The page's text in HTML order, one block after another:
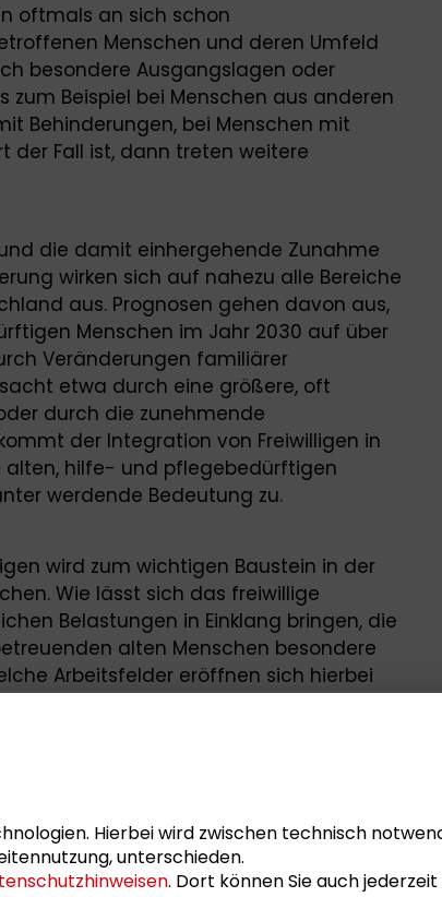
oftmals an sich schon
Menschen und deren Umfeld
besondere Ausgangslagen oder
zum Beispiel bei Menschen aus anderen
Behinderungen, bei Menschen mit
der Fall ist, dann treten weitere
die damit einhergehende Zunahme
wirken sich auf nahezu alle Bereiche
aus. Prognosen gehen davon aus,
Menschen im Jahr 2030 auf über
Veränderungen familiärer
etwa durch eine größere, oft
durch die zunehmende
der Integration von Freiwilligen in
alten, hilfe- und pflegebedürftigen
werdende Bedeutung zu.
wird zum wichtigen Baustein in der
Wie lässt sich das freiwillige
Belastungen in Einklang bringen, die
alten Menschen besondere
Arbeitsfelder eröffnen sich hierbei
Hierbei wird zwischen technisch
unterschieden.
. Dort können Sie auch